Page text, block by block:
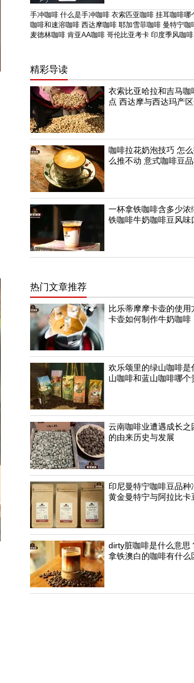
手冲咖啡 什么是手冲咖啡 衣索匹亚咖啡 挂耳咖啡哪
咖啡和速溶咖啡 西达摩咖啡 耶加雪菲咖啡 曼特宁咖
麦德林咖啡 肯亚AA咖啡 哥伦比亚考卡 印度季风咖啡
精彩导读
衣索比亚哈拉和吉马咖
点 西达摩与西达玛产
咖啡拉花奶泡技巧 怎
么推不动 意式咖啡豆
一杯拿铁咖啡含多少浓
铁咖啡牛奶咖啡豆风味
热门文章推荐
比乐蒂摩摩卡壶的使用
卡壶如何制作牛奶咖啡
欢乐颂里的绿山咖啡是
山咖啡和蓝山咖啡哪个
云南咖啡业遭遇成长之
的由来历史与发展
印尼曼特宁咖啡豆品种
黄金曼特宁与阿拉比卡
dirty脏咖啡是什么意思
拿铁澳白的咖啡有什么